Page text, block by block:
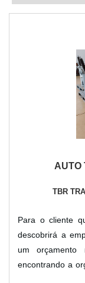
AUTO
TBR
Para o cliente
descobrirá a
um orçamento
encontrando a